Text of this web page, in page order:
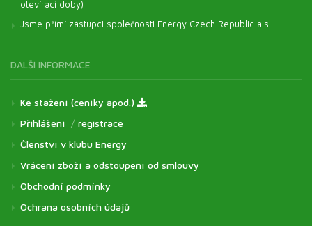
otevírací doby)
Jsme přímí zástupci společnosti Energy Czech Republic a.s.
DALŠÍ INFORMACE
Ke stažení (ceníky apod.)
Přihlášení / registrace
Členství v klubu Energy
Vrácení zboží a odstoupení od smlouvy
Obchodní podmínky
Ochrana osobních údajů